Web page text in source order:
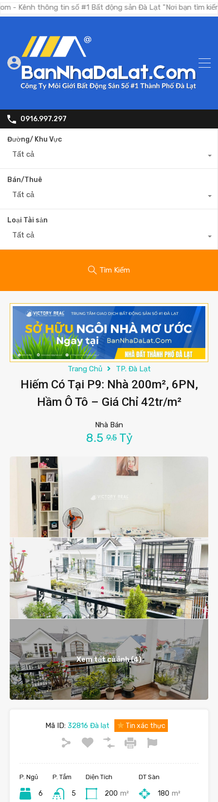
thông tin số #1 Bất động sản Đà Lạt "Nơi bạn tìm kiếm bất
0916.997.297
Đường/ Khu Vực
Tất cả
Bán/Thuê
Tất cả
Loại Tài sản
Tất cả
Tìm Kiếm
Trang Chủ TP. Đà Lạt
Hiếm Có Tại P9: Nhà 200m², 6PN,
Hầm Ô Tô – Giá Chỉ 42tr/m²
Nhà Bán
8.5 9.5Tỷ
Xem tất cả ảnh (4)
Mã ID:32816 Đà lạt Tin xác thực
P. Ngủ
6
P. Tắm
5
Diện Tích
200 m²
DT Sàn
180 m²